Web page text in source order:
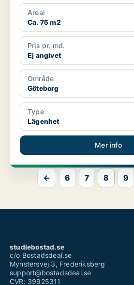
Areal
Ca. 75 m2
Pris pr. md.
Ej angivet
Område
Göteborg
Type
Lägenhet
Mer info
← 6 7 8 9
studiebostad.se
c/o Bostadsdeal.se
Mynstersvej 3, Frederiksberg
support@bostadsdeal.se
CVR: 39925311